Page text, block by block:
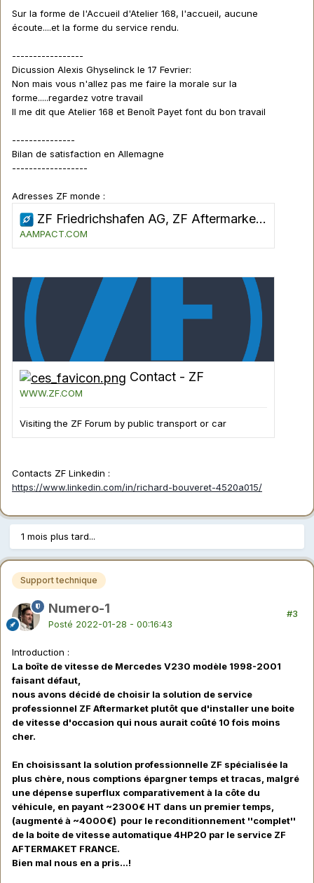
Sur la forme de l'Accueil d'Atelier 168, l'accueil, aucune
écoute....et la forme du service rendu.
-----------------
Dicussion Alexis Ghyselinck le 17 Fevrier:
Non mais vous n'allez pas me faire la morale sur la
forme.....regardez votre travail
Il me dit que Atelier 168 et Benoît Payet font du bon travail
---------------
Bilan de satisfaction en Allemagne
------------------
Adresses ZF monde :
ZF Friedrichshafen AG, ZF Aftermarket - AAMPACT e.V.
AAMPACT.COM
Contact - ZF
WWW.ZF.COM
Visiting the ZF Forum by public transport or car
Contacts ZF Linkedin :
https://www.linkedin.com/in/richard-bouveret-4520a015/
1 mois plus tard...
Support technique
Numero-1
Posté 2022-01-28 - 00:16:43
#3
Introduction :
La boîte de vitesse de Mercedes V230 modèle 1998-2001
faisant défaut,
nous avons décidé de choisir la solution de service
professionnel ZF Aftermarket plutôt que d'installer une boite
de vitesse d'occasion qui nous aurait coûté 10 fois moins
cher.
En choisissant la solution professionnelle ZF spécialisée la
plus chère, nous comptions épargner temps et tracas, malgré
une dépense superflux comparativement à la côte du
véhicule, en payant ~2300€ HT dans un premier temps,
(augmenté à ~4000€) pour le reconditionnement ''complet''
de la boite de vitesse automatique 4HP20 par le service ZF
AFTERMAKET FRANCE.
Bien mal nous en a pris...!